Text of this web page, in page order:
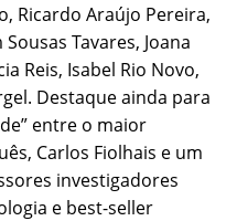
Ricardo Araújo Pereira,
Tavares, Joana
Reis, Isabel Rio Novo,
Destaque ainda para
entre o maior
Carlos Fiolhais e um
investigadores
e best-seller